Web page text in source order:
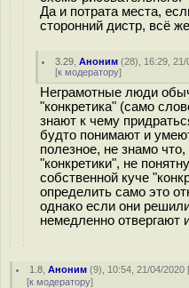
Да и потрата места,
сторонний дистр, всё
3.29 ,Аноним (28), 16:29, 21/
[к модератору]
Неграмотные люди
"конкретика" (само
знают к чему
будто понимают и
полезное, не знамо
"конкретики", не
собственной куче
определить само это
однако если они
немедленно отвергают
1.8 ,Аноним (9), 10:54, 21/04/2020
[к модератору]